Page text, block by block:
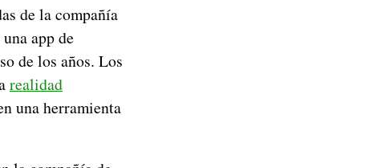
de la compañía
app de
de los años. Los
realidad
una herramienta